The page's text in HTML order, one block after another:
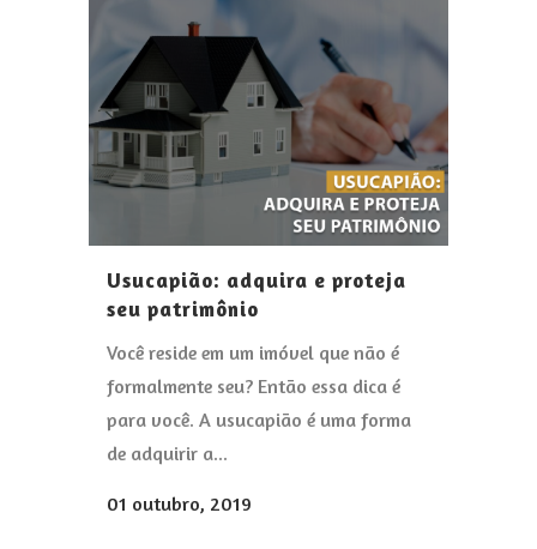
Usucapião: adquira e proteja
seu patrimônio
Você reside em um imóvel que não é
formalmente seu? Então essa dica é
para você. A usucapião é uma forma
de adquirir a...
01 outubro, 2019